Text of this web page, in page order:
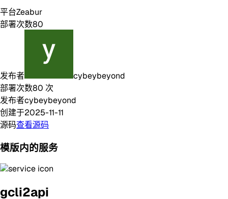
平台Zeabur
部署次数80
发布者
cybeybeyond
部署次数80 次
发布者cybeybeyond
创建于2025-11-11
源码查看源码
模版内的服务
gcli2api